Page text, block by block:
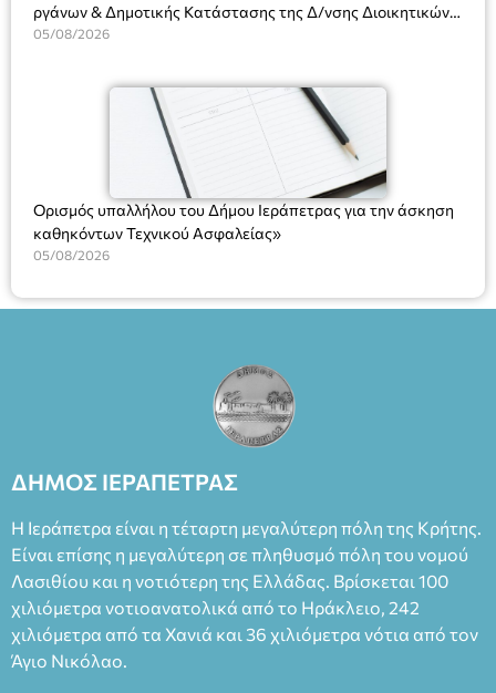
ργάνων & Δημοτικής Κατάστασης της Δ/νσης Διοικητικών
Υπηρεσιών για αποφάσεις, πιστοποιητικά, πράξεις και
(Ν. 5314/2026).»
05/08/2026
Ορισμός υπαλλήλου του Δήμου Ιεράπετρας για την άσκηση
καθηκόντων Τεχνικού Ασφαλείας»
05/08/2026
ΔΗΜΟΣ ΙΕΡΑΠΕΤΡΑΣ
Η Ιεράπετρα είναι η τέταρτη μεγαλύτερη πόλη της Κρήτης.
Είναι επίσης η μεγαλύτερη σε πληθυσμό πόλη του νομού
Λασιθίου και η νοτιότερη της Ελλάδας. Βρίσκεται 100
χιλιόμετρα νοτιοανατολικά από το Ηράκλειο, 242
χιλιόμετρα από τα Χανιά και 36 χιλιόμετρα νότια από τον
Άγιο Νικόλαο.